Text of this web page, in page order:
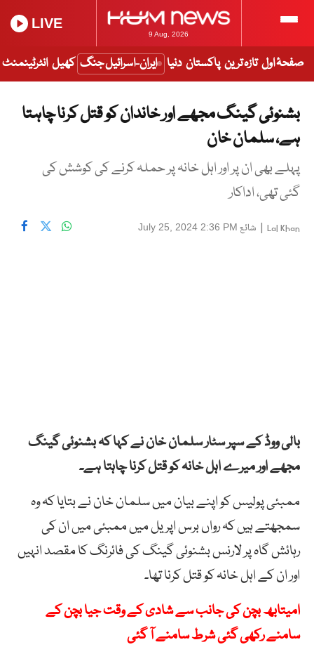
9 Aug, 2026
LIVE
صفحۂ اول تازہ ترین پاکستان دنیا ایران-اسرائیل جنگ کھیل انٹرٹینمنٹ
بشنوئی گینگ مجھے اور خاندان کو قتل کرنا چاہتا
ہے، سلمان خان
پہلے بھی ان پر اور اہل خانہ پر حملہ کرنے کی کوشش کی
گئی تھی، اداکار
Lal Khan
| شائع July 25, 2024 2:36 PM
بالی ووڈ کے سپر سٹار سلمان خان نے کہا کہ بشنوئی گینگ
مجھے اور میرے اہل خانہ کو قتل کرنا چاہتا ہے۔
ممبئی پولیس کو اپنے بیان میں سلمان خان نے بتایا کہ وہ
سمجھتے ہیں کہ رواں برس اپریل میں ممبئی میں ان کی
رہائش گاہ پر لارنس بشنوئی گینگ کی فائرنگ کا مقصد انہیں
اور ان کے اہل خانہ کو قتل کرنا تھا۔
امیتابھ بچن کی جانب سے شادی کے وقت جیا بچن کے
سامنے رکھی گئی شرط سامنے آ گئی